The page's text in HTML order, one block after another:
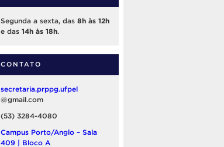
Segunda a sexta, das 8h às 12h
e das 14h às 18h
CONTATO
secretaria.prppg.ufpel
@gmail.com
(53) 3284-4080
Campus Porto/Anglo – Sala
409 | Bloco A